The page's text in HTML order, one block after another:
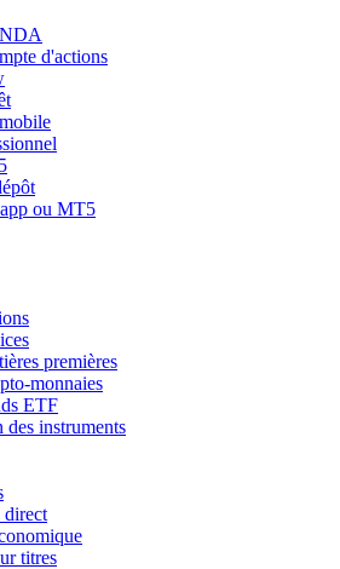
d'actions
ou MT5
premières
monnaies
ETF
des instruments
direct
titres